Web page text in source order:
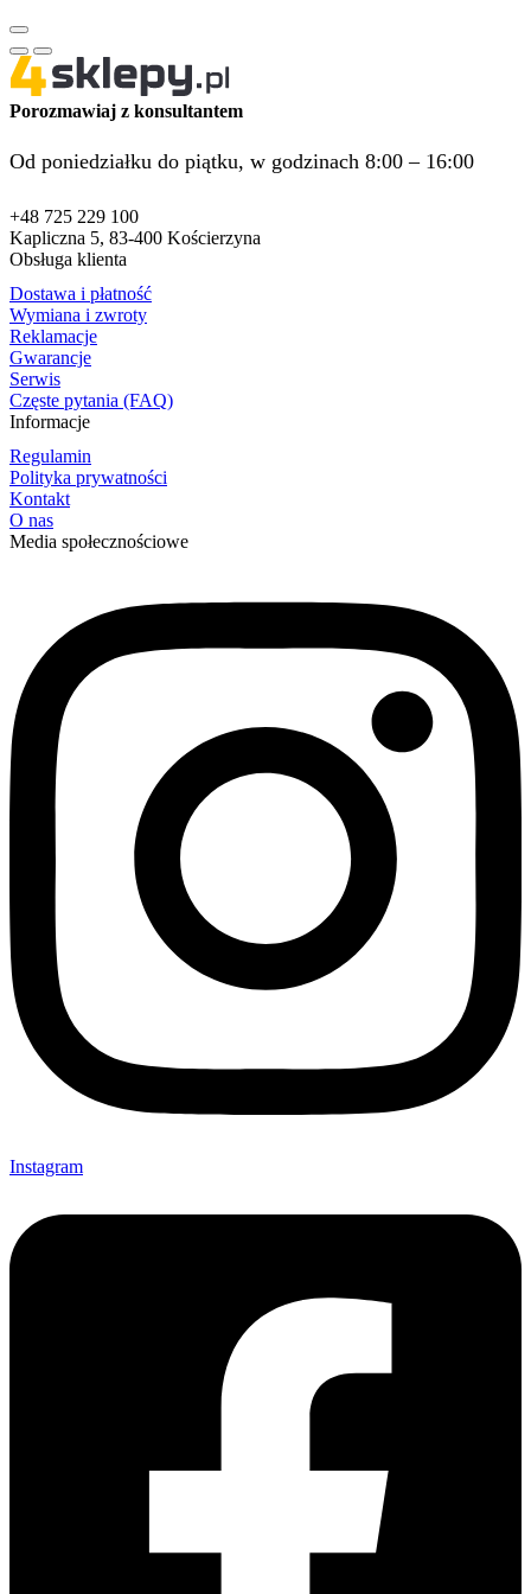
Porozmawiaj z konsultantem
Od poniedziałku do piątku, w godzinach 8:00 – 16:00
+48 725 229 100
Kapliczna 5, 83-400 Kościerzyna
Obsługa klienta
Dostawa i płatność
Wymiana i zwroty
Reklamacje
Gwarancje
Serwis
Częste pytania (FAQ)
Informacje
Regulamin
Polityka prywatności
Kontakt
O nas
Media społecznościowe
Instagram